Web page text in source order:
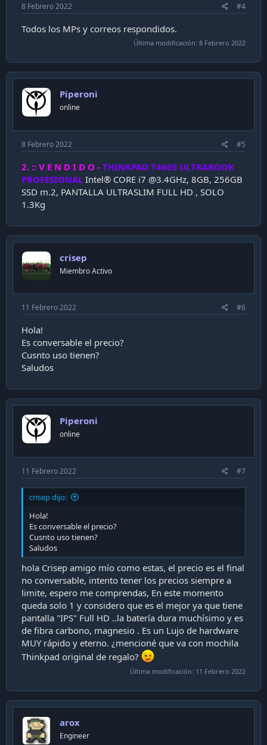
8 Febrero 2022 #4
Todos los MPs y correos respondidos.
Última modificación: 8 Febrero 2022
Piperoni
online
8 Febrero 2022 #5
2. :: V E N D I D O - THINKPAD T460S ULTRABOOK
PROFESIONAL Intel® CORE i7 @3.4GHz, 8GB, 256GB
SSD m.2, PANTALLA ULTRASLIM FULL HD , SOLO
1.3Kg
crisep
Miembro Activo
11 Febrero 2022 #6
Hola!
Es conversable el precio?
Cusnto uso tienen?
Saludos
Piperoni
online
11 Febrero 2022 #7
crisep dijo:
Hola!
Es conversable el precio?
Cusnto uso tienen?
Saludos
hola Crisep amigo mío como estas, el precio es el final
no conversable, intento tener los precios siempre a
limite, espero me comprendas, En este momento
queda solo 1 y considero que es el mejor ya que tiene
pantalla "IPS" Full HD ..la batería dura muchísimo y es
de fibra carbono, magnesio . Es un Lujo de hardware
MUY rápido y eterno. ¿mencioné que va con mochila
Thinkpad original de regalo?
Última modificación: 11 Febrero 2022
arox
Engineer